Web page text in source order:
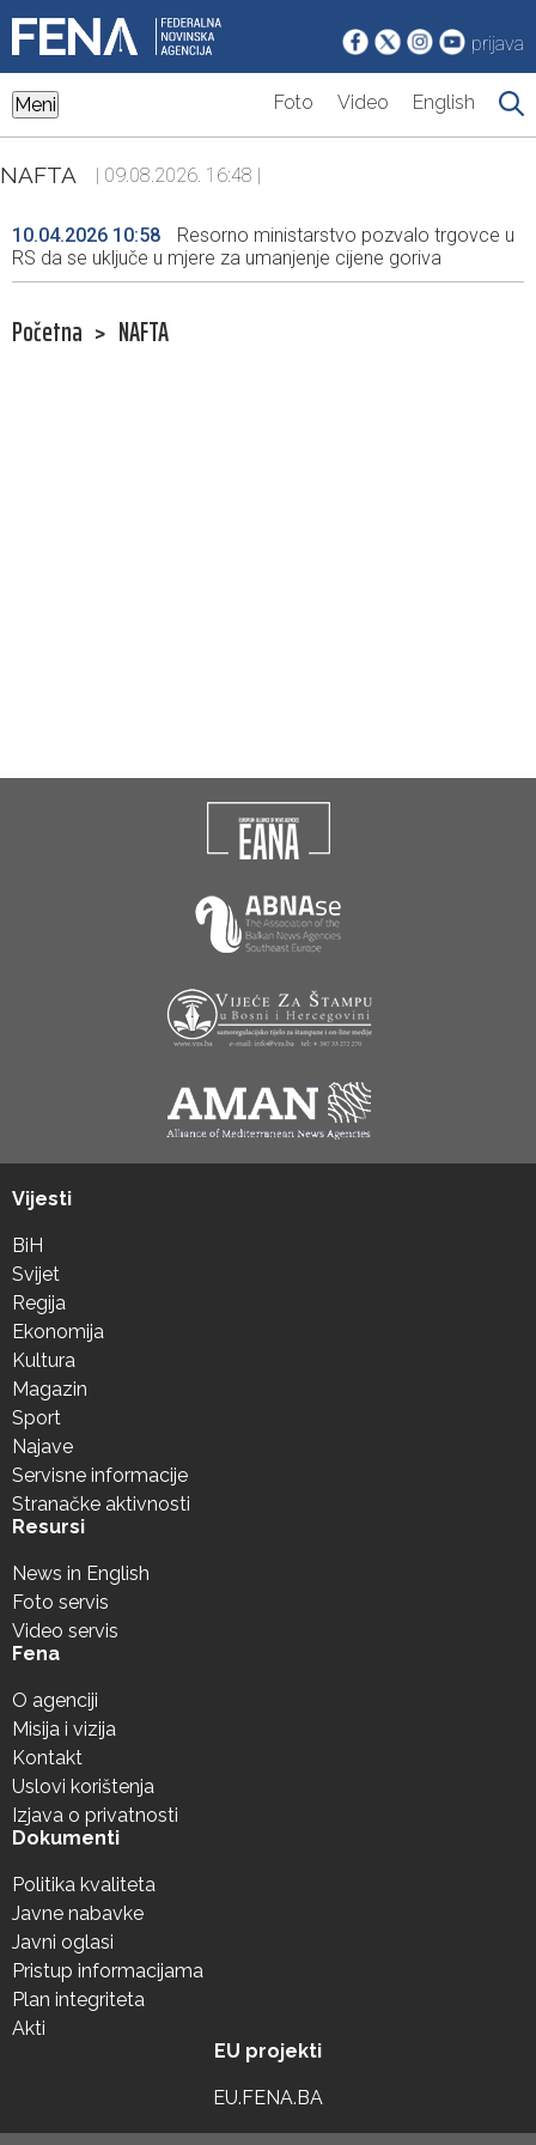
prijava
Meni Foto Video English
NAFTA | 09.08.2026. 16:48 |
10.04.2026 10:58
Resorno ministarstvo pozvalo trgovce u
RS da se uključe u mjere za umanjenje cijene goriva
Početna > NAFTA
Vijesti
BiH
Svijet
Regija
Ekonomija
Kultura
Magazin
Sport
Najave
Servisne informacije
Stranačke aktivnosti
Resursi
News in English
Foto servis
Video servis
Fena
O agenciji
Misija i vizija
Kontakt
Uslovi korištenja
Izjava o privatnosti
Dokumenti
Politika kvaliteta
Javne nabavke
Javni oglasi
Pristup informacijama
Plan integriteta
Akti
EU projekti
EU.FENA.BA